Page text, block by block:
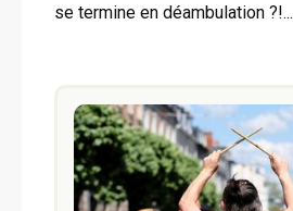
se termine en déambulation ?!...